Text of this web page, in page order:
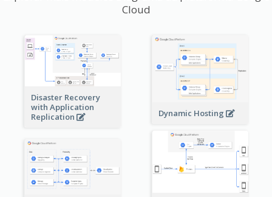
Cloud
Disaster Recovery
with Application
Replication
Dynamic Hosting